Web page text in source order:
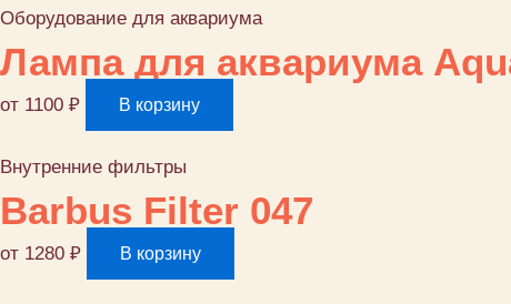
Оборудование для аквариума
Лампа для аквариума
от 1100 ₽ В корзину
Внутренние фильтры
Barbus Filter 047
от 1280 ₽ В корзину